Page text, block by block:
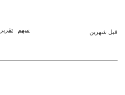
تقرير سهم قبل شهرين